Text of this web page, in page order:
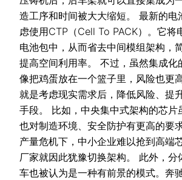
造工序和时间被大大缩短。 最新的电
虑使用CTP（Cell To PACK）。它将
电池包中，从而省去中间模组架构，
提高空间利用率。 不过，虽然集成化
像把鸡蛋放在一个篮子里，风险也更
就是考虑现实需求后，降低风险、提
手段。 比如，中央集中式架构的芯片
也对制造环境、安全防护有更高的要
产量危机下，中小企业难以抢到高端
厂家就因此犹豫切换架构。 此外，分
车也被认为是一种有前景的模式。奔